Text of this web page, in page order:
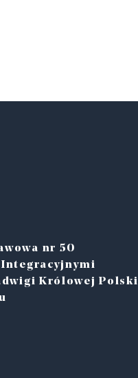
nr 50
Integracyjnymi
Królowej Polski